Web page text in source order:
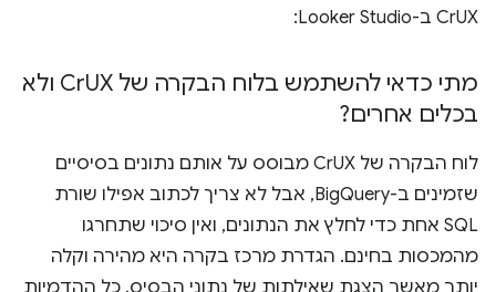
CrUX ב-Looker Studio:
מתי כדאי להשתמש בלוח הבקרה של Cr
UX ולא
בכלים אחרים?
לוח הבקרה של CrUX מבוסס על אותם נתונים בסיסיים
שזמינים ב-BigQuery, אבל לא צריך לכתוב אפילו שורת
SQL אחת כדי לחלץ את הנתונים, ואין סיכוי שתחרגו
מהמכסות בחינם. הגדרת מרכז בקרה היא מהירה וקלה